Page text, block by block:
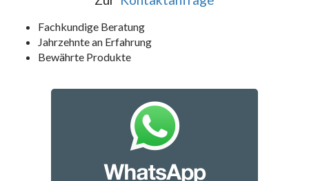
Fachkundige Beratung
Jahrzehnte an Erfahrung
Bewährte Produkte